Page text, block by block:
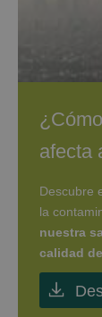
afecta
Descubre
la
nuestra
calidad